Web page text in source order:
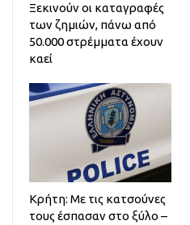
Ξεκινούν οι καταγραφές
των ζημιών, πάνω από
50.000 στρέμματα έχουν
καεί
Κρήτη: Με τις κατσούνες
τους έσπασαν στο ξύλο –